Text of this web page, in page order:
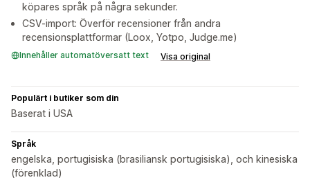
köpares språk på några sekunder.
CSV-import: Överför recensioner från andra
recensionsplattformar (Loox, Yotpo, Judge.me)
Innehåller automatöversatt text Visa original
Populärt i butiker som din
Baserat i USA
Språk
engelska, portugisiska (brasiliansk portugisiska), och kinesiska
(förenklad)